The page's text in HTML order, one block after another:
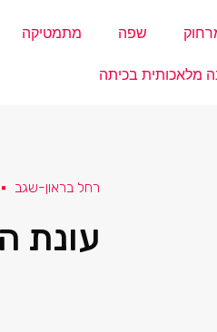
שפה מתמטיקה
מלאכותית בכיתה
רחל בראון-שגב
עונת